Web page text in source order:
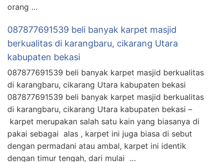
orang …
087877691539 beli banyak karpet masjid
berkualitas di karangbaru, cikarang Utara
kabupaten bekasi
087877691539 beli banyak karpet masjid berkualitas
di karangbaru, cikarang Utara kabupaten bekasi
087877691539 beli banyak karpet masjid berkualitas
di karangbaru, cikarang Utara kabupaten bekasi –
karpet merupakan salah satu kain yang biasanya di
pakai sebagai alas , karpet ini juga biasa di sebut
dengan permadani atau ambal, karpet ini identik
dengan timur tengah, dari mulai …